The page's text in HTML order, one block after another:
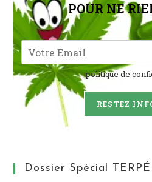
POUR NE
politique de
RESTEZ
Dossier Spécial